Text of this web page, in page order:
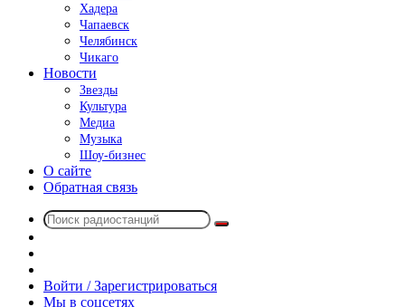
Хадера
Чапаевск
Челябинск
Чикаго
Новости
Звезды
Культура
Медиа
Музыка
Шоу-бизнес
О сайте
Обратная связь
Поиск
радио
Войти / Зарегистрироваться
Мы в соцсетях